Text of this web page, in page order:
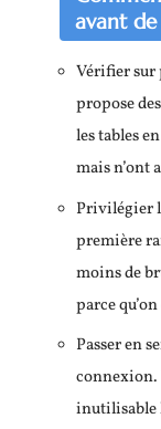
avant de
Vérifier sur
propose
les tables
mais n’ont
Privilégier
première
moins de
parce
Passer en
connexion.
inutilisable